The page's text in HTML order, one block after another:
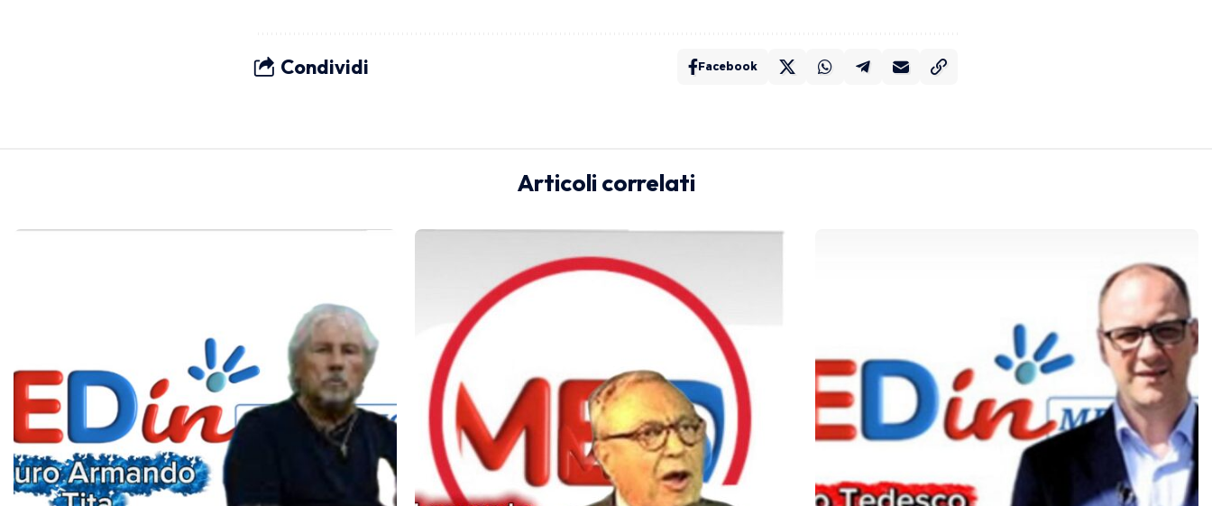
Condividi Facebook
Articoli correlati